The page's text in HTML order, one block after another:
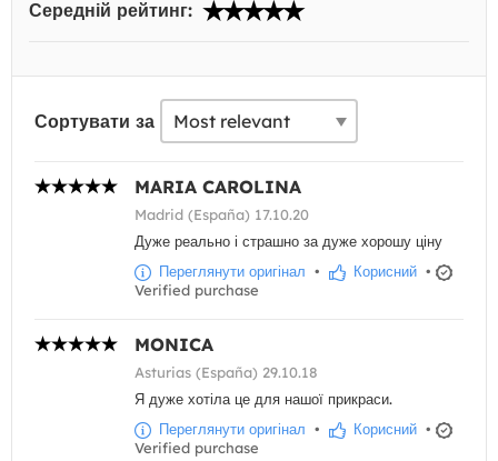
Середній рейтинг:
Сортувати за
MARIA CAROLINA
Madrid (España) 17.10.20
Дуже реально і страшно за дуже хорошу ціну
Переглянути оригінал • Корисний •
Verified purchase
MONICA
Asturias (España) 29.10.18
Я дуже хотіла це для нашої прикраси.
Переглянути оригінал • Корисний •
Verified purchase